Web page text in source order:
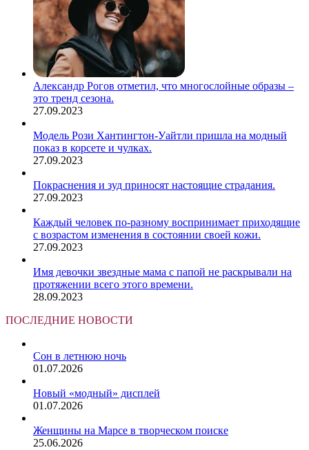
Александр Рогов отметил, что многослойные образы –
это тренд сезона.
27.09.2023
Модель Рози Хантингтон-Уайтли пришла на модный
показ в корсете и чулках.
27.09.2023
Покраснения и зуд приносят настоящие страдания.
27.09.2023
Каждый человек по-разному воспринимает приходящие
с возрастом изменения в состоянии своей кожи.
27.09.2023
Имя девочки звездные мама с папой не раскрывали на
протяжении всего этого времени.
28.09.2023
ПОСЛЕДНИЕ НОВОСТИ
Сон в летнюю ночь
01.07.2026
Новый «модный» дисплей
01.07.2026
Женщины на Марсе в творческом поиске
25.06.2026